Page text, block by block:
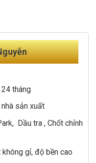
tháng
sản xuất
Dầu tra , Chốt chỉnh
gỉ, độ bền cao